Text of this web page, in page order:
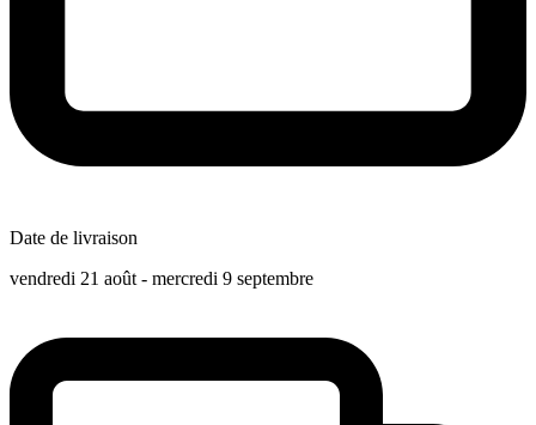
Date de livraison
vendredi 21 août - mercredi 9 septembre